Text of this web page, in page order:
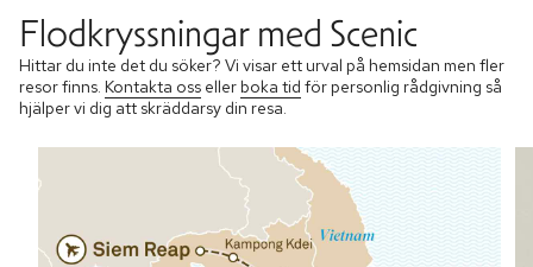
Flodkryssningar med Scenic
Hittar du inte det du söker? Vi visar ett urval på hemsidan men fler
resor finns. Kontakta oss eller boka tid för personlig rådgivning så
hjälper vi dig att skräddarsy din resa.